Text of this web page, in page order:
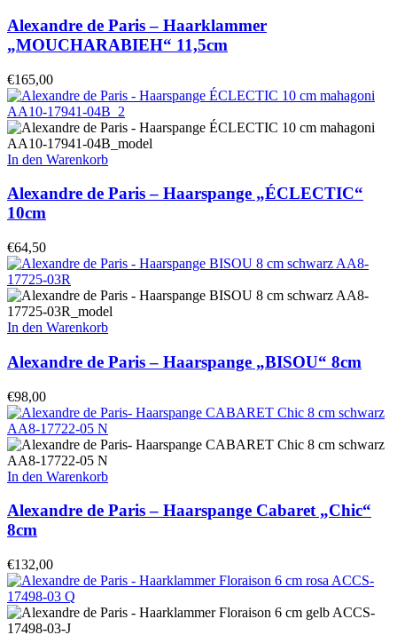
Alexandre de Paris – Haarklammer
„MOUCHARABIEH“ 11,5cm
€165,00
In den Warenkorb
Alexandre de Paris – Haarspange „ÉCLECTIC“
10cm
€64,50
In den Warenkorb
Alexandre de Paris – Haarspange „BISOU“ 8cm
€98,00
In den Warenkorb
Alexandre de Paris – Haarspange Cabaret „Chic“
8cm
€132,00